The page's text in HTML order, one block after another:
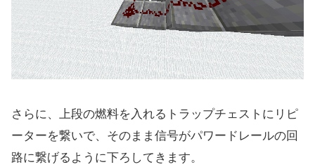
さらに、上段の燃料を入れるトラップチェストにリピ
ーターを繋いで、そのまま信号がパワードレールの回
路に繋げるように下ろしてきます。